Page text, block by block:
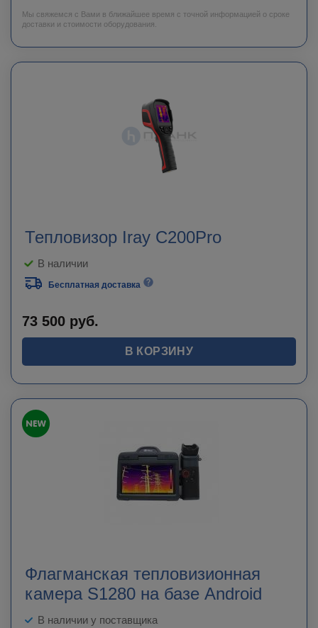
Мы свяжемся с Вами в ближайшее время с точной информацией о сроке
доставки и стоимости оборудования.
Тепловизор Iray C200Pro
В наличии
Бесплатная доставка
73 500 руб.
В КОРЗИНУ
Флагманская тепловизионная
камера S1280 на базе Android
В наличии у поставщика